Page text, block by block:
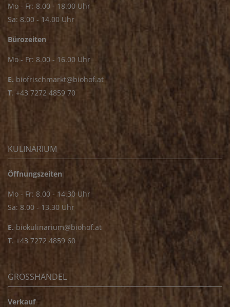
Mo - Fr: 8.00 - 18.00 Uhr
Sa: 8.00 - 14.00 Uhr
Bürozeiten
Mo - Fr: 8.00 - 16.00 Uhr
E. biofrischmarkt@biohof.at
T. +43 7272 4859 70
KULINARIUM
Öffnungszeiten
Mo - Fr: 8.00 - 14.30 Uhr
Sa: 8.00 - 13.30 Uhr
E. biokulinarium@biohof.at
T. +43 7272 4859 60
GROSSHANDEL
Verkauf